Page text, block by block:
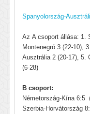
Spanyolország-
Az A csoport állása: 1.
Montenegró 3 (22-10),
Ausztrália 2 (20-17), 5.
(6-28)
B csoport:
Németország-Kína 6:5
Szerbia-Horvátország